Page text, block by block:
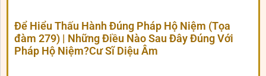
Để Hiểu Thấu Hành Đúng Pháp Hộ Niệm (Tọa
đàm 279) | Những Điều Nào Sau Đây Đúng Với
Pháp Hộ Niệm?Cư Sĩ Diệu Âm